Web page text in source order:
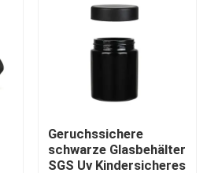
Geruchssichere
schwarze Glasbehälter
SGS Uv Kindersicheres